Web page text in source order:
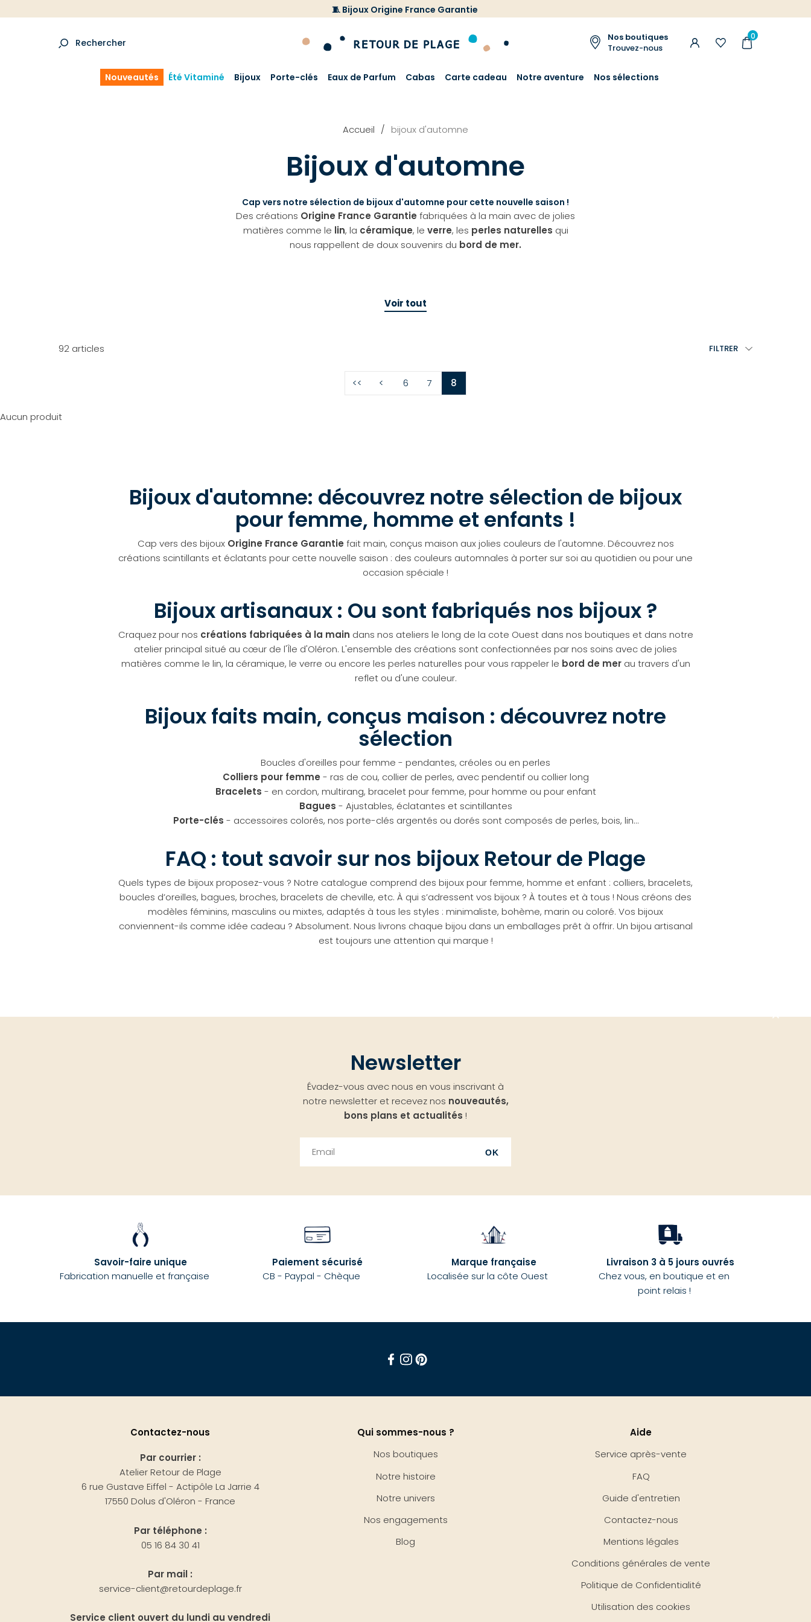
🧵 Bijoux Origine France Garantie
Rechercher
Nos boutiques
Trouvez-nous
0
Nouveautés Été Vitaminé Bijoux Porte-clés Eaux de Parfum Cabas Carte cadeau Notre aventure Nos sélections
Accueil bijoux d'automne
Bijoux d'automne
Cap vers notre sélection de bijoux d'automne pour cette nouvelle saison !
Des créations Origine France Garantie fabriquées à la main avec de jolies
matières comme le lin, la céramique, le verre, les perles naturelles qui
nous rappellent de doux souvenirs du bord de mer.
92 articles FILTRER
Voir tout
<< < 6 7 8
Aucun produit
Bijoux d'automne: découvrez notre sélection de bijoux
pour femme, homme et enfants !
Cap vers des bijoux Origine France Garantie fait main, conçus maison aux jolies couleurs de l'automne. Découvrez nos
créations scintillants et éclatants pour cette nouvelle saison : des couleurs automnales à porter sur soi au quotidien ou pour une
occasion spéciale !
Bijoux artisanaux : Ou sont fabriqués nos bijoux ?
Craquez pour nos créations fabriquées à la main dans nos ateliers le long de la cote Ouest dans nos boutiques et dans notre
atelier principal situé au cœur de l'Île d'Oléron. L'ensemble des créations sont confectionnées par nos soins avec de jolies
matières comme le lin, la céramique, le verre ou encore les perles naturelles pour vous rappeler le bord de merau travers d'un
reflet ou d'une couleur.
Bijoux faits main, conçus maison : découvrez notre
sélection
Boucles d'oreilles pour femme - pendantes, créoles ou en perles
Colliers pour femme - ras de cou, collier de perles, avec pendentif ou collier long
Bracelets - en cordon, multirang, bracelet pour femme, pour homme ou pour enfant
Bagues - Ajustables, éclatantes et scintillantes
Porte-clés - accessoires colorés, nos porte-clés argentés ou dorés sont composés de perles, bois, lin…
FAQ : tout savoir sur nos bijoux Retour de Plage
Quels types de bijoux proposez-vous ? Notre catalogue comprend des bijoux pour femme, homme et enfant : colliers, bracelets,
boucles d’oreilles, bagues, broches, bracelets de cheville, etc. À qui s’adressent vos bijoux ? À toutes et à tous ! Nous créons des
modèles féminins, masculins ou mixtes, adaptés à tous les styles : minimaliste, bohème, marin ou coloré. Vos bijoux
conviennent-ils comme idée cadeau ? Absolument. Nous livrons chaque bijou dans un emballages prêt à offrir. Un bijou artisanal
est toujours une attention qui marque !
Newsletter
Évadez-vous avec nous en vous inscrivant à
notre newsletter et recevez nos nouveautés,
bons plans et actualités !
OK
Savoir-faire unique
Fabrication manuelle et française
Paiement sécurisé
CB - Paypal - Chèque
Marque française
Localisée sur la côte Ouest
Livraison 3 à 5 jours ouvrés
Chez vous, en boutique et en
point relais !
Contactez-nous
Par courrier :
Atelier Retour de Plage
6 rue Gustave Eiffel - Actipôle La Jarrie 4
17550 Dolus d'Oléron - France
Par téléphone :
05 16 84 30 41
Par mail :
service-client@retourdeplage.fr
Service client ouvert du lundi au vendredi
Qui sommes-nous ?
Nos boutiques
Notre histoire
Notre univers
Nos engagements
Blog
Aide
Service après-vente
FAQ
Guide d'entretien
Contactez-nous
Mentions légales
Conditions générales de vente
Politique de Confidentialité
Utilisation des cookies